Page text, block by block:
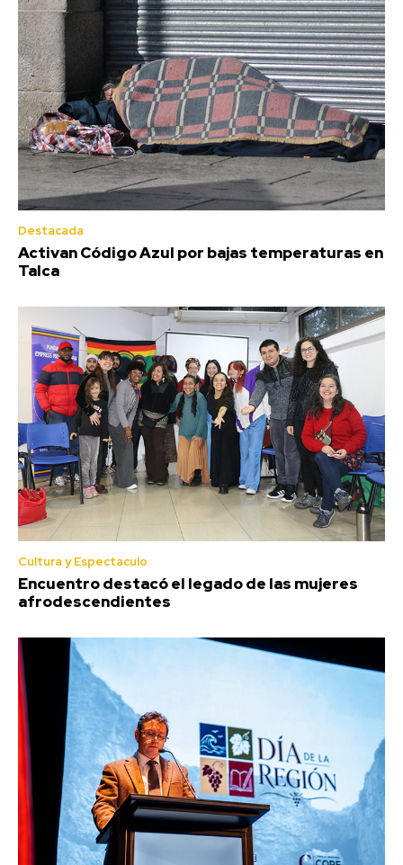
Destacada
Activan Código Azul por bajas temperaturas en
Talca
Cultura y Espectaculo
Encuentro destacó el legado de las mujeres
afrodescendientes